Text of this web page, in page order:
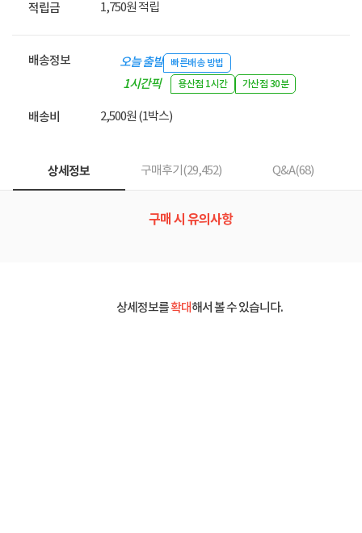
적립금 1,750원 적립
배송정보 오늘 출발 빠른배송 방법
1시간픽
용산점 1시간 가산점 30분
배송비 2,500원 (1박스)
상세정보 구매후기(29,452) Q&A(68)
구매 시 유의사항
상세정보를확대해서 볼 수 있습니다.